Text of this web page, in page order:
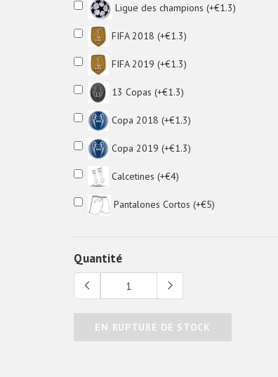
Ligue des champions (+€1.3)
FIFA 2018 (+€1.3)
FIFA 2019 (+€1.3)
13 Copas (+€1.3)
Copa 2018 (+€1.3)
Copa 2019 (+€1.3)
Calcetines (+€4)
Pantalones Cortos (+€5)
Quantité
EN RUPTURE DE STOCK